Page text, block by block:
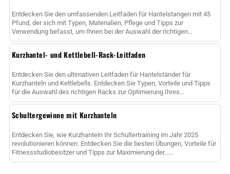
Entdecken Sie den umfassenden Leitfaden für Hantelstangen mit 45
Pfund, der sich mit Typen, Materialien, Pflege und Tipps zur
Verwendung befasst, um Ihnen bei der Auswahl der richtigen
Hantelstange zur Maximierung......
Kurzhantel- und Kettlebell-Rack-Leitfaden
Entdecken Sie den ultimativen Leitfaden für Hantelständer für
Kurzhanteln und Kettlebells. Entdecken Sie Typen, Vorteile und Tipps
für die Auswahl des richtigen Racks zur Optimierung Ihres
Fitnessstudios sp......
Schultergewinne mit Kurzhanteln
Entdecken Sie, wie Kurzhanteln Ihr Schultertraining im Jahr 2025
revolutionieren können. Entdecken Sie die besten Übungen, Vorteile für
Fitnessstudiobesitzer und Tipps zur Maximierung der......